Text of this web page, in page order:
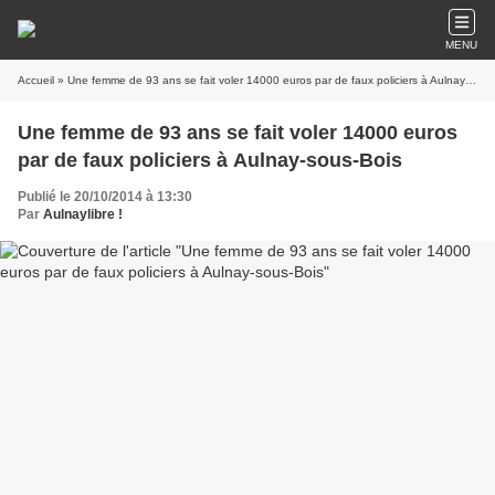
MENU
Accueil » Une femme de 93 ans se fait voler 14000 euros par de faux policiers à Aulnay-sous-Bois
Une femme de 93 ans se fait voler 14000 euros
par de faux policiers à Aulnay-sous-Bois
Publié le 20/10/2014 à 13:30
Par Aulnaylibre !